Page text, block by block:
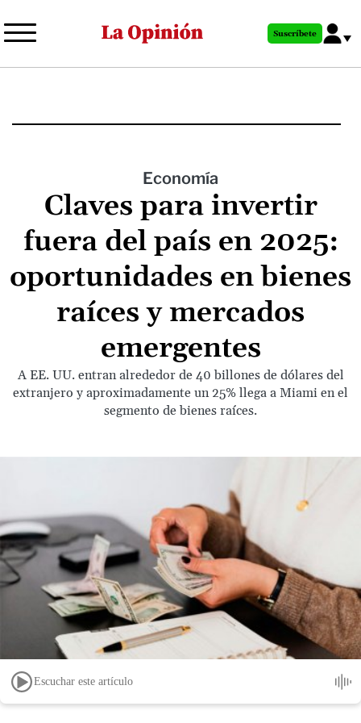
al
principal
Suscríbete
Economía
Claves para invertir
fuera del país en 2025:
oportunidades en bienes
raíces y mercados
emergentes
A EE. UU. entran alrededor de 40 billones de dólares del
extranjero y aproximadamente un 25% llega a Miami en el
segmento de bienes raíces.
Escuchar este artículo